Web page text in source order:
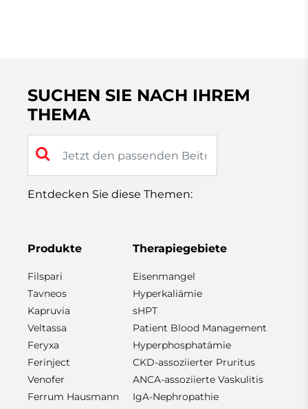
SUCHEN SIE NACH IHREM
THEMA
Entdecken Sie diese Themen:
Produkte
Filspari
Tavneos
Kapruvia
Veltassa
Feryxa
Ferinject
Venofer
Ferrum Hausmann
Therapiegebiete
Eisenmangel
Hyperkaliämie
sHPT
Patient Blood Management
Hyperphosphatämie
CKD-assoziierter Pruritus
ANCA-assoziierte Vaskulitis
IgA-Nephropathie